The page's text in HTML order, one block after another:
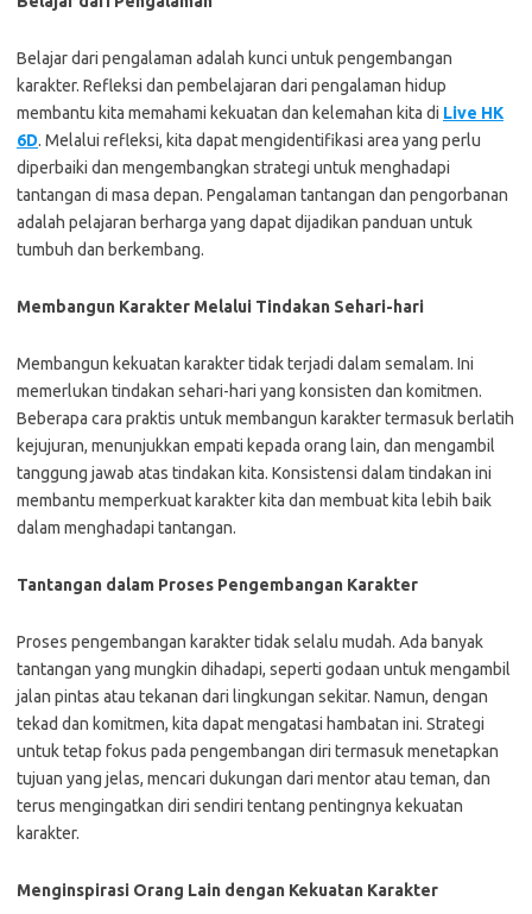
Belajar dari pengalaman adalah kunci untuk pengembangan
karakter. Refleksi dan pembelajaran dari pengalaman hidup
membantu kita memahami kekuatan dan kelemahan kita di Live HK
6D. Melalui refleksi, kita dapat mengidentifikasi area yang perlu
diperbaiki dan mengembangkan strategi untuk menghadapi
tantangan di masa depan. Pengalaman tantangan dan pengorbanan
adalah pelajaran berharga yang dapat dijadikan panduan untuk
tumbuh dan berkembang.
Membangun Karakter Melalui Tindakan Sehari-hari
Membangun kekuatan karakter tidak terjadi dalam semalam. Ini
memerlukan tindakan sehari-hari yang konsisten dan komitmen.
Beberapa cara praktis untuk membangun karakter termasuk berlatih
kejujuran, menunjukkan empati kepada orang lain, dan mengambil
tanggung jawab atas tindakan kita. Konsistensi dalam tindakan ini
membantu memperkuat karakter kita dan membuat kita lebih baik
dalam menghadapi tantangan.
Tantangan dalam Proses Pengembangan Karakter
Proses pengembangan karakter tidak selalu mudah. Ada banyak
tantangan yang mungkin dihadapi, seperti godaan untuk mengambil
jalan pintas atau tekanan dari lingkungan sekitar. Namun, dengan
tekad dan komitmen, kita dapat mengatasi hambatan ini. Strategi
untuk tetap fokus pada pengembangan diri termasuk menetapkan
tujuan yang jelas, mencari dukungan dari mentor atau teman, dan
terus mengingatkan diri sendiri tentang pentingnya kekuatan
karakter.
Menginspirasi Orang Lain dengan Kekuatan Karakter